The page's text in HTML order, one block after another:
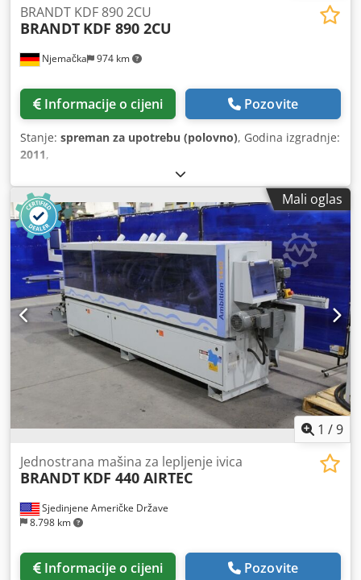
Njemačka 974 km
BRANDT KDF 890 2CU
BRANDT KDF 890 2CU
Informacije o cijeni Pozovite
Stanje: spreman za upotrebu (polovno), Godina izgradnje:
2011,
Mali oglas
1 /9
Sjedinjene Američke Države
8.798 km
Jednostrana mašina za lepljenje ivica
BRANDT KDF 440 AIRTEC
Informacije o cijeni Pozovite